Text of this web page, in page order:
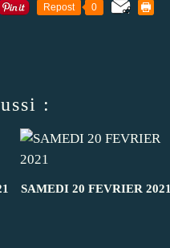
Repost 0
:
SAMEDI 20 FEVRIER 2021